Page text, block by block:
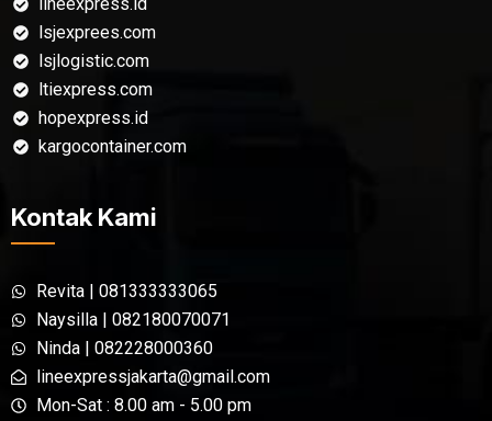
lsjexprees.com
lsjlogistic.com
ltiexpress.com
hopexpress.id
kargocontainer.com
Kontak Kami
Revita | 081333333065
Naysilla | 082180070071
Ninda | 082228000360
lineexpressjakarta@gmail.com
Mon-Sat : 8.00 am - 5.00 pm